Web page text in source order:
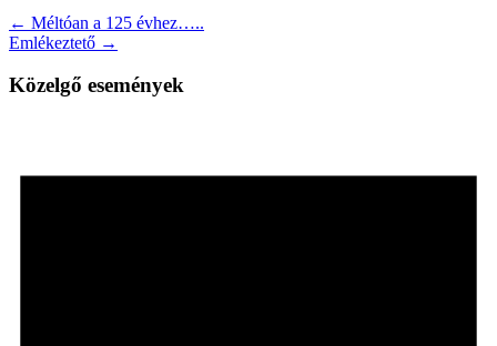
← Méltóan a 125 évhez…..
Emlékeztető →
Közelgő események